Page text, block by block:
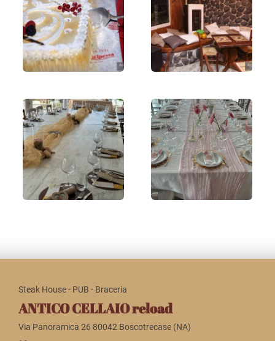
Steak House - PUB - Braceria
ANTICO CELLAIO reload
Via Panoramica 26 80042 Boscotrecase (NA)